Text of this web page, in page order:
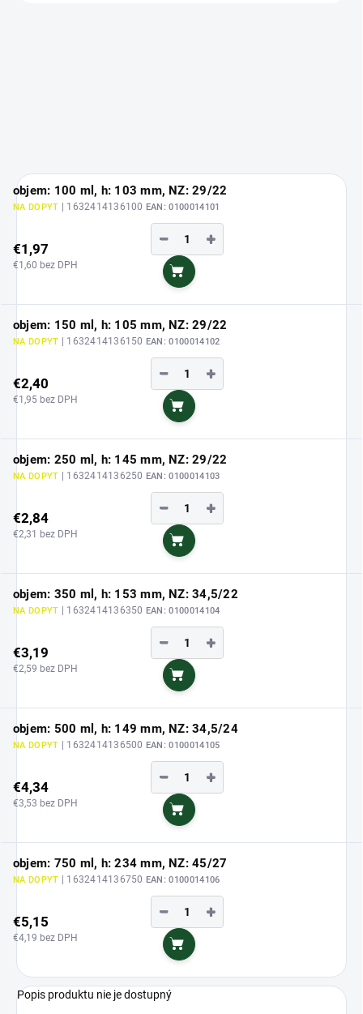
objem: 100 ml, h: 103 mm, NZ: 29/22
NA DOPYT | 1632414136100 EAN: 0100014101
€1,97
€1,60 bez DPH
+
−
Do košíka
objem: 150 ml, h: 105 mm, NZ: 29/22
NA DOPYT | 1632414136150 EAN: 0100014102
€2,40
€1,95 bez DPH
+
−
Do košíka
objem: 250 ml, h: 145 mm, NZ: 29/22
NA DOPYT | 1632414136250 EAN: 0100014103
€2,84
€2,31 bez DPH
+
−
Do košíka
objem: 350 ml, h: 153 mm, NZ: 34,5/22
NA DOPYT | 1632414136350 EAN: 0100014104
€3,19
€2,59 bez DPH
+
−
Do košíka
objem: 500 ml, h: 149 mm, NZ: 34,5/24
NA DOPYT | 1632414136500 EAN: 0100014105
€4,34
€3,53 bez DPH
+
−
Do košíka
objem: 750 ml, h: 234 mm, NZ: 45/27
NA DOPYT | 1632414136750 EAN: 0100014106
€5,15
€4,19 bez DPH
+
−
Do košíka
Popis produktu nie je dostupný